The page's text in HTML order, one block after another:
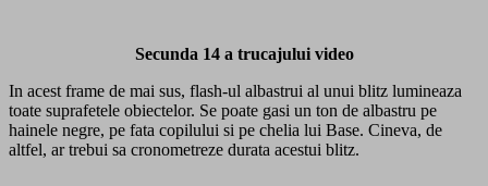
Secunda 14 a trucajului video
In acest frame de mai sus, flash-ul albastrui al unui blitz lumineaza
toate suprafetele obiectelor. Se poate gasi un ton de albastru pe
hainele negre, pe fata copilului si pe chelia lui Base. Cineva, de
altfel, ar trebui sa cronometreze durata acestui blitz.